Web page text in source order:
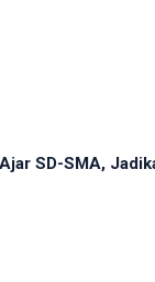
SD-SMA,